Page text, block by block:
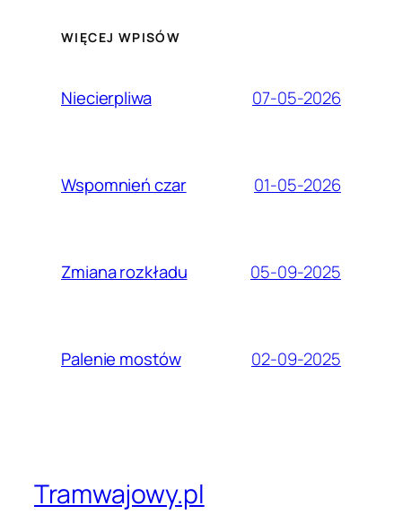
WIĘCEJ WPISÓW
Niecierpliwa 07-05-2026
Wspomnień czar 01-05-2026
Zmiana rozkładu 05-09-2025
Palenie mostów 02-09-2025
Tramwajowy.pl